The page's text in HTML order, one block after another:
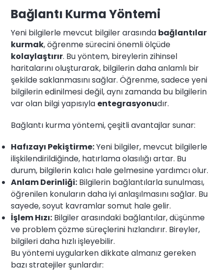
Bağlantı Kurma Yöntemi
Yeni bilgilerle mevcut bilgiler arasında bağlantılar
kurmak, öğrenme sürecini önemli ölçüde
kolaylaştırır. Bu yöntem, bireylerin zihinsel
haritalarını oluşturarak, bilgilerin daha anlamlı bir
şekilde saklanmasını sağlar. Öğrenme, sadece yeni
bilgilerin edinilmesi değil, aynı zamanda bu bilgilerin
var olan bilgi yapısıyla entegrasyonudır.
Bağlantı kurma yöntemi, çeşitli avantajlar sunar:
Hafızayı Pekiştirme:Yeni bilgiler, mevcut bilgilerle
ilişkilendirildiğinde, hatırlama olasılığı artar. Bu
durum, bilgilerin kalıcı hale gelmesine yardımcı olur.
Anlam Derinliği: Bilgilerin bağlantılarla sunulması,
öğrenilen konuların daha iyi anlaşılmasını sağlar. Bu
sayede, soyut kavramlar somut hale gelir.
İşlem Hızı: Bilgiler arasındaki bağlantılar, düşünme
ve problem çözme süreçlerini hızlandırır. Bireyler,
bilgileri daha hızlı işleyebilir.
Bu yöntemi uygularken dikkate almanız gereken
bazı stratejiler şunlardır: